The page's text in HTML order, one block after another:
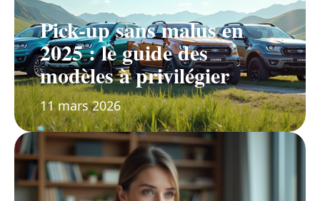
Pick-up sans malus en
2025 : le guide des
modèles à privilégier
11 mars 2026